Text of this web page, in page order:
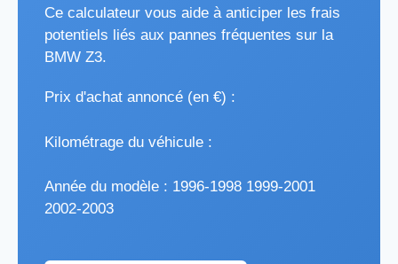
Ce calculateur vous aide à anticiper les frais
potentiels liés aux pannes fréquentes sur la
BMW Z3.
Prix d'achat annoncé (en €) :
Kilométrage du véhicule :
Année du modèle : 1996-1998 1999-2001
2002-2003